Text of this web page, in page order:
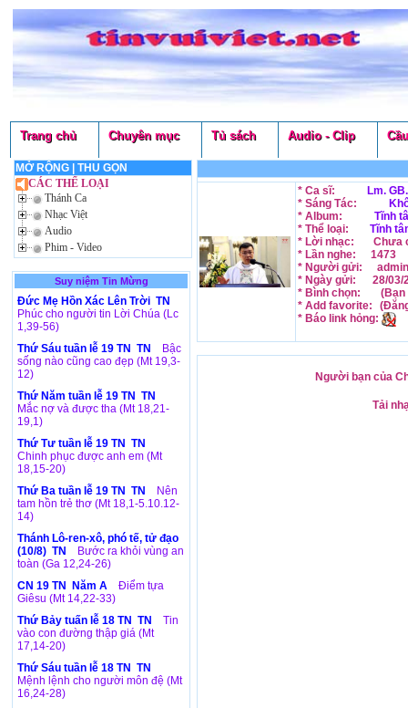
Trang chủ Chuyên mục Tủ sách Audio - Clip
MỞ RỘNG
THU GỌN
CÁC THỂ LOẠI
Thánh Ca
Nhạc Việt
Audio
Phim - Video
Suy niệm Tin Mừng
Đức Mẹ Hồn Xác Lên Trời TN
Phúc cho người tin Lời Chúa (Lc
1,39-56)
Thứ Sáu tuần lễ 19 TN TN
Bậc
sống nào cũng cao đẹp (Mt 19,3-
12)
Thứ Năm tuần lễ 19 TN TN
Mắc nợ và được tha (Mt 18,21-
19,1)
Thứ Tư tuần lễ 19 TN TN
Chinh phục được anh em (Mt
18,15-20)
Thứ Ba tuần lễ 19 TN TN
Nên
tam hồn trẻ thơ (Mt 18,1-5.10.12-
14)
Thánh Lô-ren-xô, phó tế, tử đạo
(10/8) TN
Bước ra khỏi vùng an
toàn (Ga 12,24-26)
CN 19 TN Năm A
Điểm tựa
Giêsu (Mt 14,22-33)
Thứ Bảy tuấn lễ 18 TN TN
Tin
vào con đường thập giá (Mt
17,14-20)
Thứ Sáu tuần lễ 18 TN TN
Mệnh lệnh cho người môn đệ (Mt
16,24-28)
* Ca sĩ:
Lm.
* Sáng Tác:
* Album:
Tĩnh
* Thể loại:
Tĩnh
* Lời nhạc:
Chưa
* Lần nghe:
1473
* Người gửi:
admin
* Ngày gửi:
28/03/
* Bình chọn:
(Bạn
* Add favorite:
* Báo link hỏng:
Người bạn của
Tải